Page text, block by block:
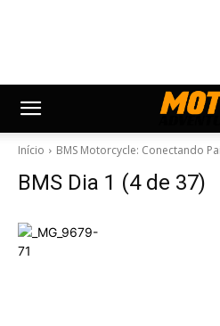
Início BMS Motorcycle: Conectando
BMS Dia 1 (4 de 37)